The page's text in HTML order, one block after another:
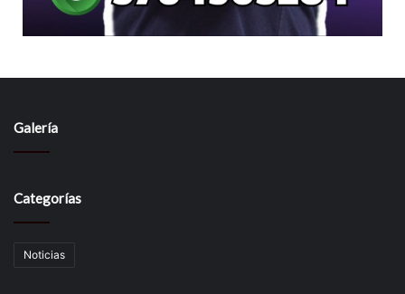
Galería
Categorías
Noticias